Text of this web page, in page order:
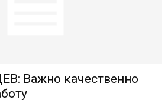
Важно качественно